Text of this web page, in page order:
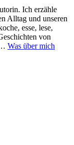
Ich erzähle
Alltag und unseren
esse, lese,
von
Was über mich